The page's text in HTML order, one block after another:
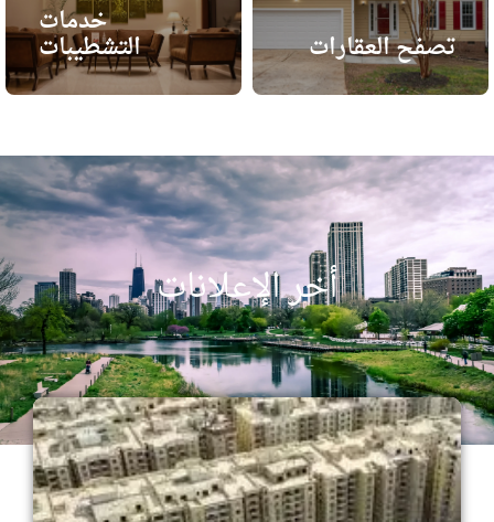
تصفح العقارات
خدمات
التشطيبات
أخر الإعلانات